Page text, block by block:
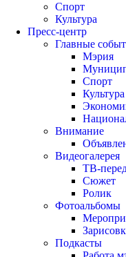
Спорт
Культура
Пресс-центр
Главные
Мэрия
Спорт
Культура
Внимание
Видеогалерея
ТВ-
Сюжет
Ролик
Фотоальбомы
Подкасты